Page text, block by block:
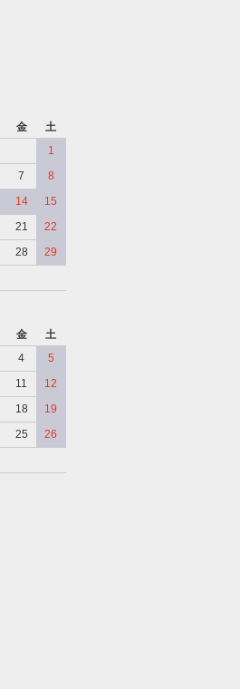
金
土
1
7
8
14
15
21
22
28
29
金
土
4
5
11
12
18
19
25
26